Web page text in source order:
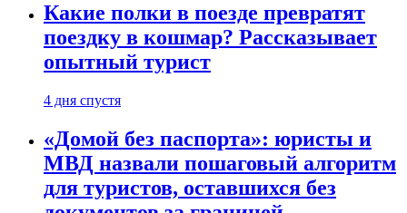
Какие полки в поезде превратят
поездку в кошмар? Рассказывает
опытный турист
4 дня спустя
«Домой без паспорта»: юристы и
МВД назвали пошаговый алгоритм
для туристов, оставшихся без